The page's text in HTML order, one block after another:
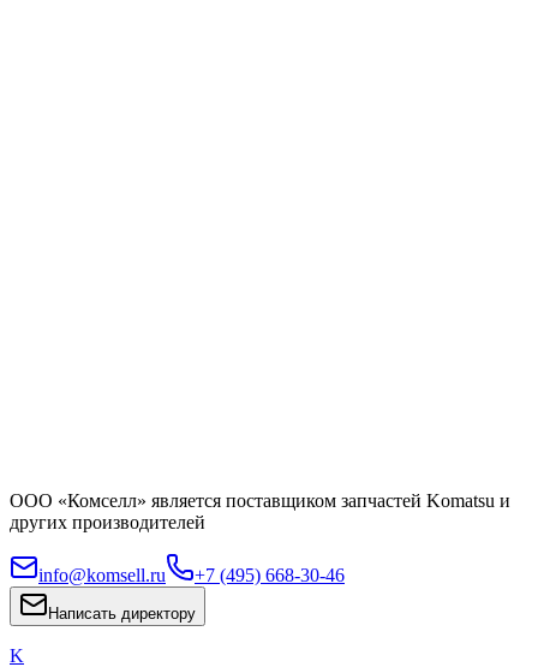
ООО «Комселл» является поставщиком запчастей Komatsu и
других производителей
info@komsell.ru +7 (495) 668-30-46
Написать директору
K